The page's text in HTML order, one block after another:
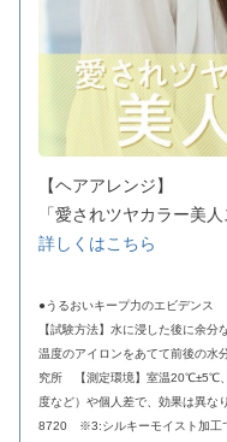
【ヘアアレンジ】
「愛されツヤカラー美
詳しくはこちら
●うるおいキープ力のエビデンス
【試験方法】水に浸した後に余
温度のアイロンをあてて前後の水
究所 【測定環境】室温20℃±5℃
度など）や個人差で、効果は異
8720 ※3:シルキーモイスト加工